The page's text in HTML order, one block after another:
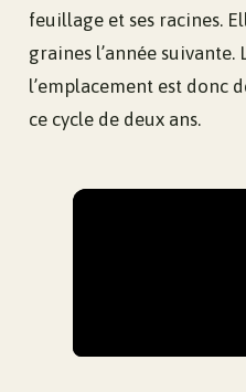
feuillage et ses racines.
graines l’année
l’emplacement est donc
ce cycle de deux ans.